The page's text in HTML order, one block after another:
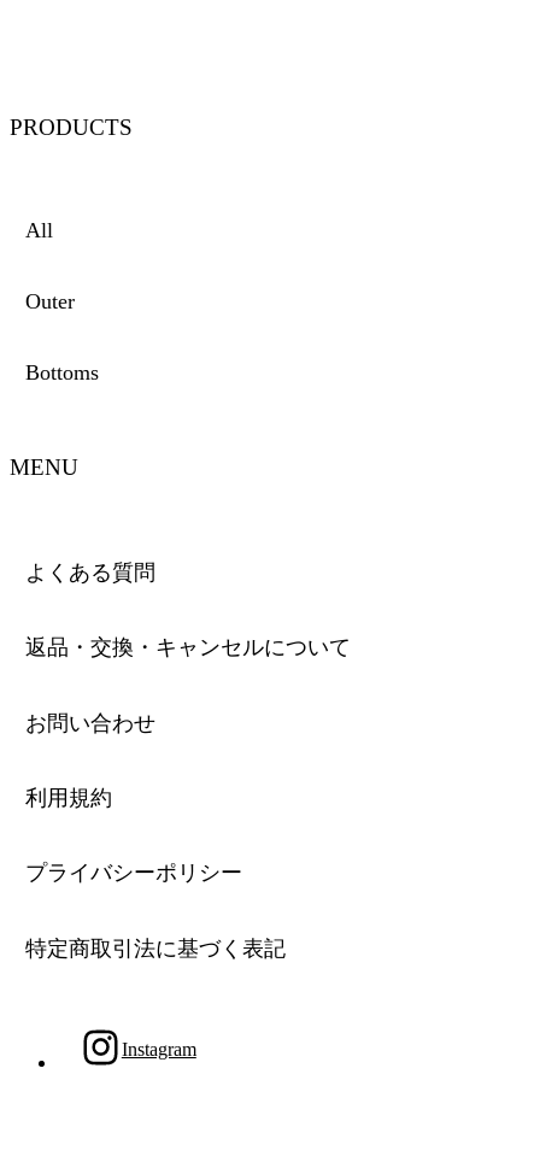
PRODUCTS
All
Outer
Bottoms
MENU
よくある質問
返品・交換・キャンセルについて
お問い合わせ
利用規約
プライバシーポリシー
特定商取引法に基づく表記
Instagram